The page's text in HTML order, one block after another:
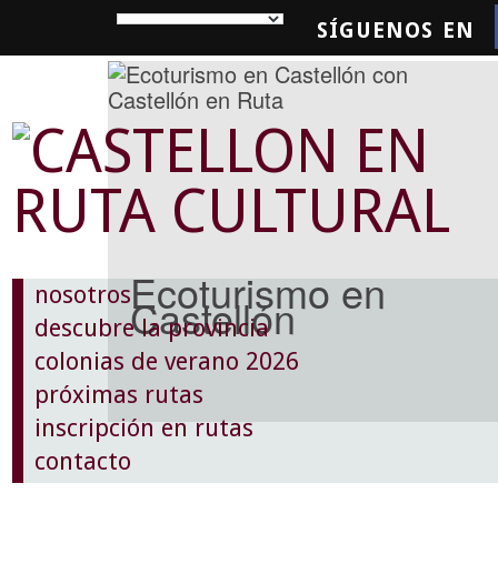
SÍGUENOS EN
Ecoturismo en
Castellón
nosotros
descubre la provincia
colonias de verano 2026
próximas rutas
inscripción en rutas
contacto